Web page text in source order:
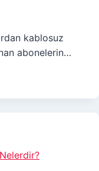
kablosuz
abonelerin…